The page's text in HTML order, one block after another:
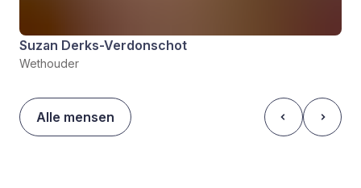
Suzan Derks-Verdonschot
Wethouder
Alle mensen